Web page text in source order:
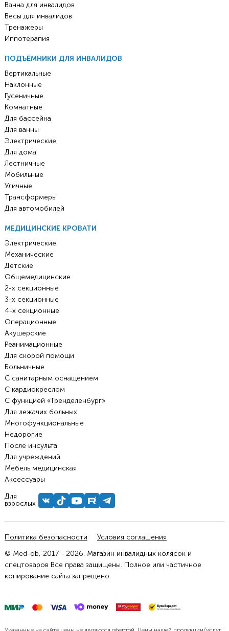
Ванна для инвалидов
Весы для инвалидов
Тренажёры
Иппотерапия
ПОДЪЁМНИКИ ДЛЯ ИНВАЛИДОВ
Вертикальные
Наклонные
Гусеничные
Комнатные
Для бассейна
Для ванны
Электрические
Для дома
Лестничные
Мобильные
Уличные
Трансформеры
Для автомобилей
МЕДИЦИНСКИЕ КРОВАТИ
Электрические
Механические
Детские
Общемедицинские
2-х секционные
3-х секционные
4-х секционные
Операционные
Акушерские
Реанимационные
Для скорой помощи
Больничные
С санитарным оснащением
С кардиокреслом
С функцией «Тренделенбург»
Для лежачих больных
Многофункциональные
Недорогие
После инсульта
Для учреждений
Мебель медицинская
Аксессуары
Для
взрослых
Политика безопасности
Условия соглашения
© Med-ob, 2017 - 2026. Магазин инвалидных колясок и
спецтоваров Все права защищены. Полное или частичное
копирование сайта запрещено.